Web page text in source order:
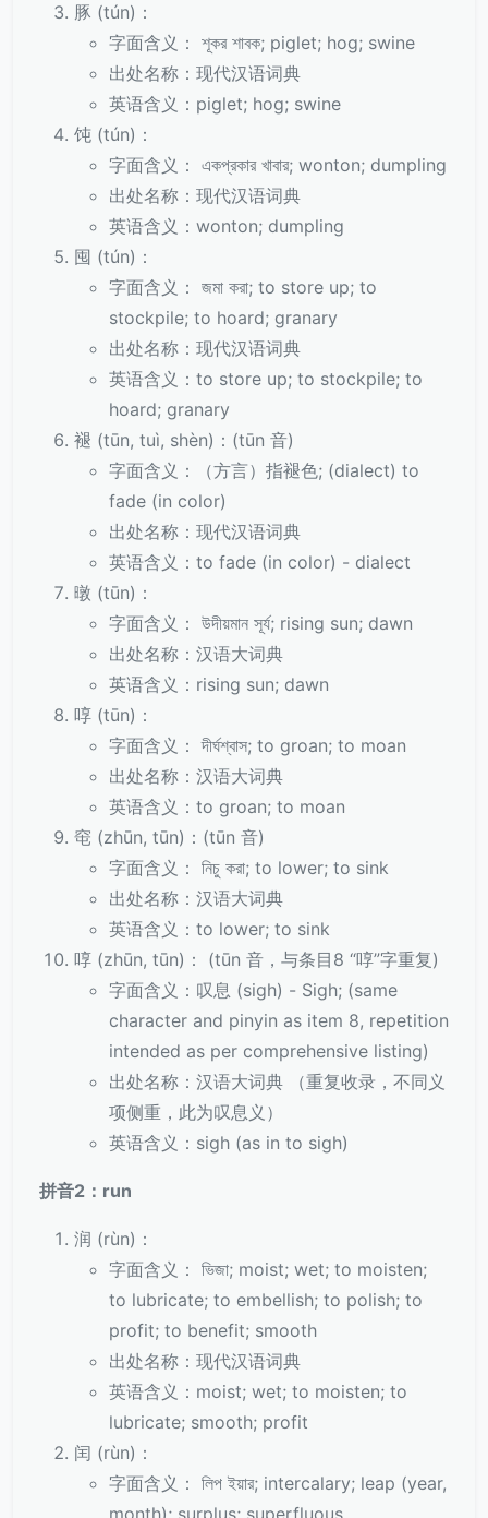
豚 (tún)：
字面含义： শূকর শাবক; piglet; hog; swine
出处名称：现代汉语词典
英语含义：piglet; hog; swine
饨 (tún)：
字面含义： একপ্রকার খাবার; wonton; dumpling
出处名称：现代汉语词典
英语含义：wonton; dumpling
囤 (tún)：
字面含义： জমা করা; to store up; to
stockpile; to hoard; granary
出处名称：现代汉语词典
英语含义：to store up; to stockpile; to
hoard; granary
褪 (tūn, tuì, shèn)：(tūn 音)
字面含义：（方言）指褪色; (dialect) to
fade (in color)
出处名称：现代汉语词典
英语含义：to fade (in color) - dialect
暾 (tūn)：
字面含义： উদীয়মান সূর্য; rising sun; dawn
出处名称：汉语大词典
英语含义：rising sun; dawn
啍 (tūn)：
字面含义： দীর্ঘশ্বাস; to groan; to moan
出处名称：汉语大词典
英语含义：to groan; to moan
窀 (zhūn, tūn)：(tūn 音)
字面含义： নিচু করা; to lower; to sink
出处名称：汉语大词典
英语含义：to lower; to sink
啍 (zhūn, tūn)： (tūn 音，与条目8 “啍”字重复)
字面含义：叹息 (sigh) - Sigh; (same
character and pinyin as item 8, repetition
intended as per comprehensive listing)
出处名称：汉语大词典 （重复收录，不同义
项侧重，此为叹息义）
英语含义：sigh (as in to sigh)
拼音2：run
润 (rùn)：
字面含义： ভিজা; moist; wet; to moisten;
to lubricate; to embellish; to polish; to
profit; to benefit; smooth
出处名称：现代汉语词典
英语含义：moist; wet; to moisten; to
lubricate; smooth; profit
闰 (rùn)：
字面含义： লিপ ইয়ার; intercalary; leap (year,
month); surplus; superfluous